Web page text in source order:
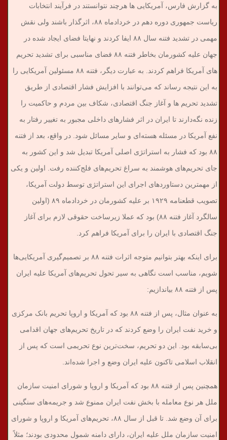
به گزارش فارس، آمریکایی ها هرچند نتوانستند در فرآیند انتخابات
ریاست جمهوری دوره دهم در خردادماه ۸۸، اثرگذار باشند ولی نقش
مهمی در تشدید فتنه سال ۸۸ ایفا کردند و نهایتا فضای ایجاد شده در
جهان علیه کشورمان بخاطر فتنه ۸۸ فضای مناسبی برای تشدید تحریم
های آمریکا فراهم کردند. به عبارت دیگر، فتنه ۸۸ مسئولین آمریکایی را
به این نتیجه رساند که می‌توانند با افزایش فشار اقتصادی از طریق
تشدید تحریم ها و آغاز جنگ اقتصادی، شکاف بین مردم و حاکمیت را
زنده نگه‌دارند تا ایران در اثر فشارهای داخلی مجبور به تغییر رفتار به
نفع آمریکا در مسئله هسته‌ای و سایر مسائل شود. در واقع، بعد از فتنه
۸۸ بود که فشار به استراتژی اصلی آمریکا تبدیل شد و این کشور به
جای تحریم‌های هوشمند به سراغ تحریم‌های فلج‌کننده رفت. اولین و یکی
از مهمترین دستاوردهای اجرای این استراتژی توسط دولت آمریکا،
تصویب قطعنامه ۱۹۲۹ بر علیه کشورمان در خردادماه ۸۹ (اولین
سالگرد آغاز فتنه ۸۸) بود که عملا زیرساخت حقوقی لازم برای آغاز
جنگ اقتصادی با ایران را برای آمریکا فراهم کرد.
برای اینکه بهتر بتوانیم متوجه اثرات فتنه ۸۸ بر تصمیم‌گیری آمریکایی‌ها
شویم، مناسب است نگاهی به سیر تحول تحریم‌های آمریکا علیه ایران
پس از فتنه ۸۸ بیاندازیم:
به عنوان مثال، پس از فتنه ۸۸ بود که آمریکا و اروپا تحریم بانک مرکزی
و خرید نفت ایران را وضع کردند که در تاریخ تحریم‌های جهان اقدامی
بی‌سابقه بود. این دو تحریم، سخت‌ترین نوع تحریمی است که پس از
انقلاب اسلامی تاکنون علیه ایران وضع و اجرا شده‌اند.
همچنین پس از فتنه ۸۸ بود که آمریکا و اروپا و شورای امنیت سازمان
ملل هر نوع معامله با بخش نفت ایران ممنوع شد و جریمه‌های سنگینی
برای آن وضع شد. تا قبل از سال ۸۸، تحریم‌های آمریکا و اروپا و شورای
امنیت سازمان ملل علیه ایران، دارای دامنه شمول محدودی بودند؛ مثلاً